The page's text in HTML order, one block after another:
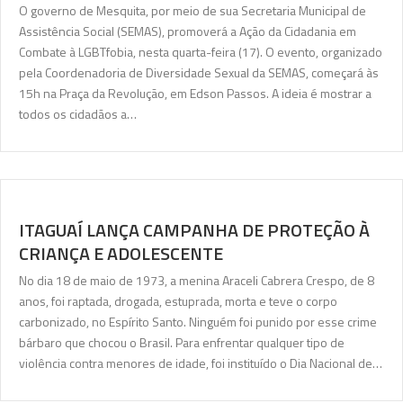
O governo de Mesquita, por meio de sua Secretaria Municipal de
Assistência Social (SEMAS), promoverá a Ação da Cidadania em
Combate à LGBTfobia, nesta quarta-feira (17). O evento, organizado
pela Coordenadoria de Diversidade Sexual da SEMAS, começará às
15h na Praça da Revolução, em Edson Passos. A ideia é mostrar a
todos os cidadãos a…
ITAGUAÍ LANÇA CAMPANHA DE PROTEÇÃO À
CRIANÇA E ADOLESCENTE
No dia 18 de maio de 1973, a menina Araceli Cabrera Crespo, de 8
anos, foi raptada, drogada, estuprada, morta e teve o corpo
carbonizado, no Espírito Santo. Ninguém foi punido por esse crime
bárbaro que chocou o Brasil. Para enfrentar qualquer tipo de
violência contra menores de idade, foi instituído o Dia Nacional de…